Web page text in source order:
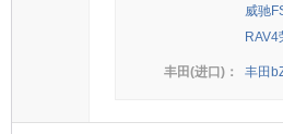
威驰
丰田(进口)： 丰田